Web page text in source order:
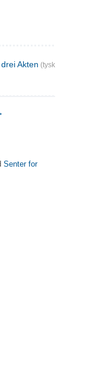
Akten (tysk)
Senter for